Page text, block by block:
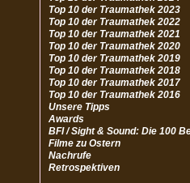
Top 10 der Traumathek 2023
Top 10 der Traumathek 2022
Top 10 der Traumathek 2021
Top 10 der Traumathek 2020
Top 10 der Traumathek 2019
Top 10 der Traumathek 2018
Top 10 der Traumathek 2017
Top 10 der Traumathek 2016
Unsere Tipps
Awards
BFI / Sight & Sound: Die 100
Filme zu Ostern
Nachrufe
Retrospektiven